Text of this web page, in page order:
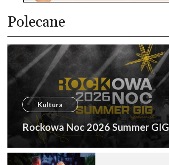
Polecane
Kultura
Rockowa Noc 2026 Summer GIG